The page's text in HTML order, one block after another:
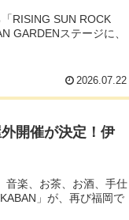
RISING SUN ROCK
GARDENステージに、
2026.07.22
開催が決定！伊
音楽、お茶、お酒、手仕
」が、再び福岡で